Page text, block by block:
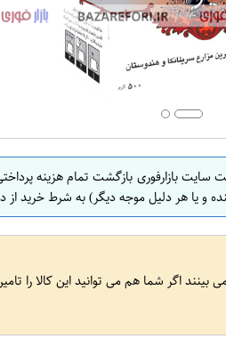
سایت بازارفوری بازگشت تمام هزینه
و یا هر دلیل موجه دیگر) به شرط خرید از
بینند اگر شما هم می توانید این کالا را